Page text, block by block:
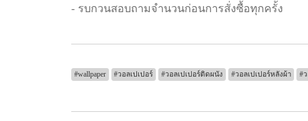
- รบกวนสอบถามจำนวนก่อนการสั่งซื้อทุกครั้ง
#wallpaper #วอลเปเปอร์ #วอลเปเปอร์ติดผนัง #วอลเปเปอร์หลังผ้า #